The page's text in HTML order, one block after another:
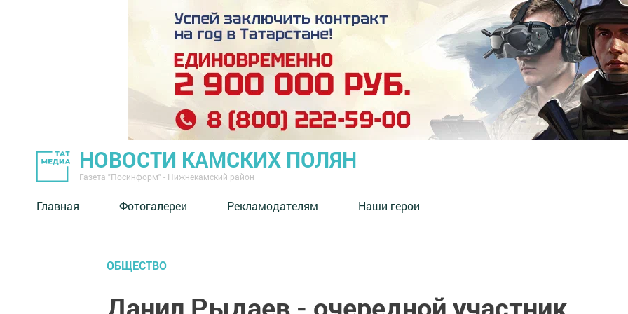
НОВОСТИ КАМСКИХ ПОЛЯН
Газета "Посинформ" - Нижнекамский район
Главная Фотогалереи Рекламодателям Наши герои
ОБЩЕСТВО
Данил Рыдаев - очередной участник